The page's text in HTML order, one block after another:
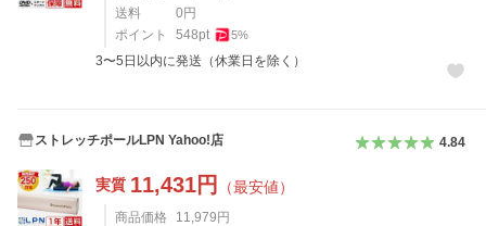
送料
0 円
ポイント
548pt 5%
3〜5日以内に発送（休業日を除く）
ストレッチポールLPN Yahoo!店 4.84
実質 11,431円 （最安値）
商品価格 11,979 円